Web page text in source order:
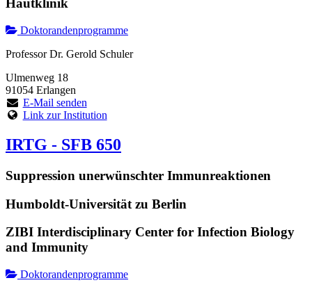
Hautklinik
Doktorandenprogramme
Professor Dr. Gerold Schuler
Ulmenweg 18
91054 Erlangen
E-Mail senden
Link zur Institution
IRTG - SFB 650
Suppression unerwünschter Immunreaktionen
Humboldt-Universität zu Berlin
ZIBI Interdisciplinary Center for Infection Biology
and Immunity
Doktorandenprogramme